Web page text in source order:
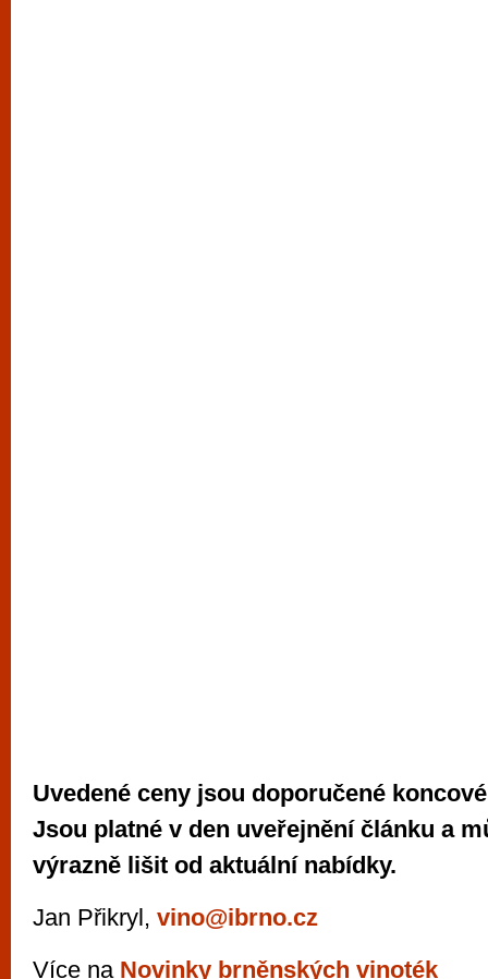
Uvedené ceny jsou doporučené
Jsou platné v den uveřejnění článku a
výrazně lišit od aktuální nabídky.
Jan Přikryl, vino@ibrno.cz
Více na Novinky brněnských vinoték